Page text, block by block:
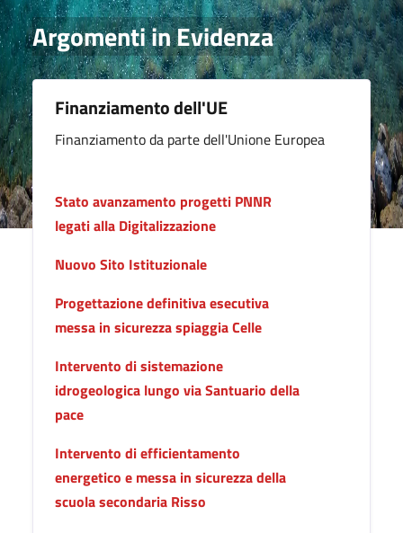
Argomenti in Evidenza
Finanziamento dell'UE
Finanziamento da parte dell'Unione Europea
Stato avanzamento progetti PNNR
legati alla Digitalizzazione
Nuovo Sito Istituzionale
Progettazione definitiva esecutiva
messa in sicurezza spiaggia Celle
Intervento di sistemazione
idrogeologica lungo via Santuario della
pace
Intervento di efficientamento
energetico e messa in sicurezza della
scuola secondaria Risso